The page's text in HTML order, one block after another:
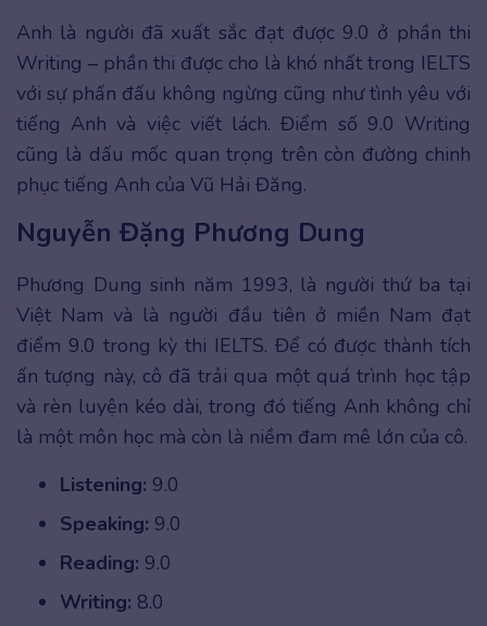
Anh là người đã xuất sắc đạt được 9.0 ở phần thi
Writing – phần thi được cho là khó nhất trong IELTS
với sự phấn đấu không ngừng cũng như tình yêu với
tiếng Anh và việc viết lách. Điểm số 9.0 Writing
cũng là dấu mốc quan trọng trên còn đường chinh
phục tiếng Anh của Vũ Hải Đăng.
Nguyễn Đặng Phương Dung
Phương Dung sinh năm 1993, là người thứ ba tại
Việt Nam và là người đầu tiên ở miền Nam đạt
điểm 9.0 trong kỳ thi IELTS. Để có được thành tích
ấn tượng này, cô đã trải qua một quá trình học tập
và rèn luyện kéo dài, trong đó tiếng Anh không chỉ
là một môn học mà còn là niềm đam mê lớn của cô.
Listening: 9.0
Speaking: 9.0
Reading: 9.0
Writing: 8.0